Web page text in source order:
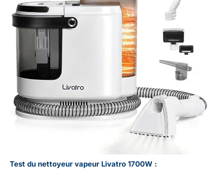
Test du nettoyeur vapeur Livatro 1700W :